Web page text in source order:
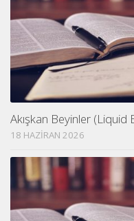
Akışkan Beyinler (Liquid
18 HAZIRAN 2026